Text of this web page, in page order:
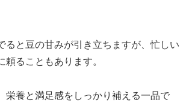
ると豆の甘みが引き立ちますが、忙しい
頼ることもあります。
栄養と満足感をしっかり補える一品で